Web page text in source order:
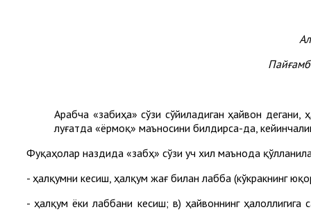
Арабча «забиҳа» сўзи сўйиладиган ҳайвон
луғатда «ёрмоқ» маъносини билдирса-да,
Фуқаҳолар наздида «забҳ» сўзи уч хил маънода
- ҳалқумни кесиш, ҳалқум жағ билан лабба (кўкракнинг
- ҳалқум ёки лаббани кесиш; в) ҳайвоннинг